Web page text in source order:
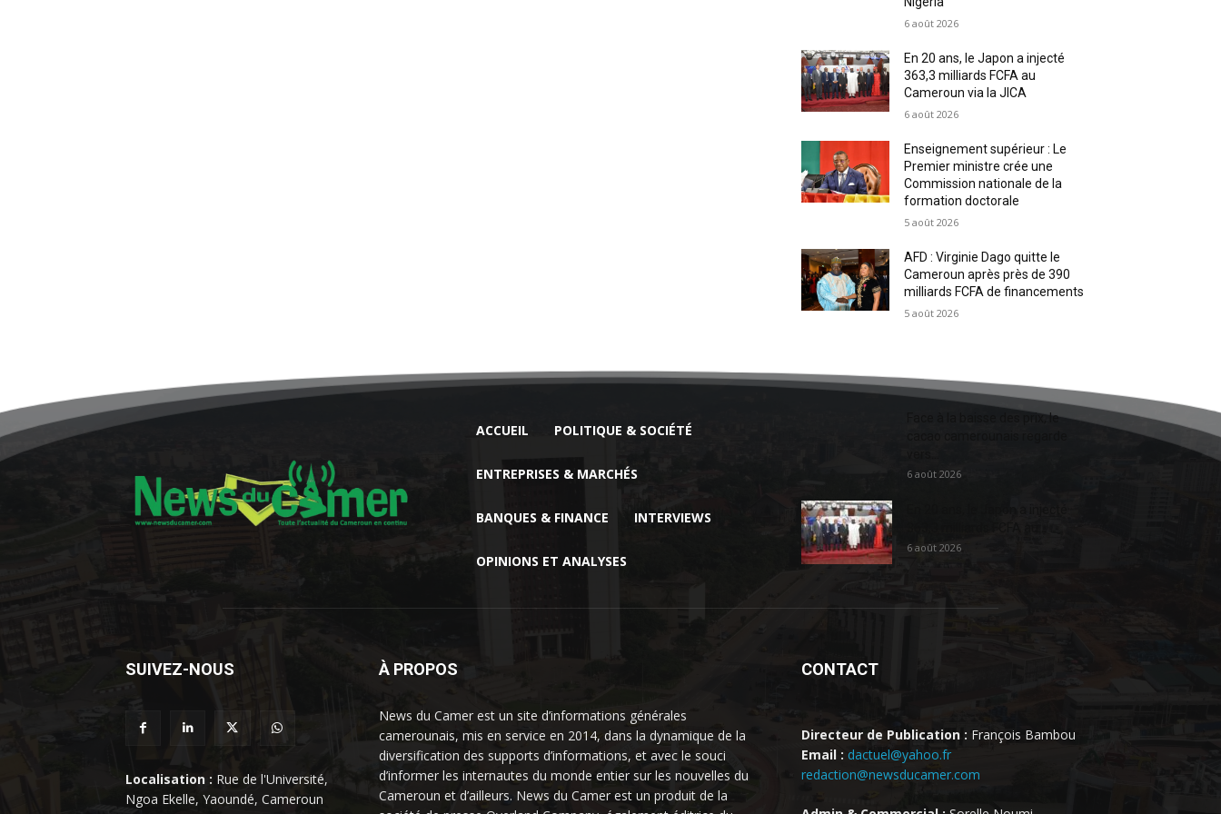
6 août 2026
En 20 ans, le Japon a injecté
363,3 milliards FCFA au
Cameroun via la JICA
6 août 2026
Enseignement supérieur : Le
Premier ministre crée une
Commission nationale de la
formation doctorale
5 août 2026
AFD : Virginie Dago quitte le
Cameroun après près de 390
milliards FCFA de financements
5 août 2026
ACCUEIL POLITIQUE & SOCIÉTÉ
ENTREPRISES & MARCHÉS
BANQUES & FINANCE INTERVIEWS
OPINIONS ET ANALYSES
Face à la baisse des prix, le
6 août 2026
6 août 2026
SUIVEZ-NOUS
Localisation : Rue de l'Université,
Ngoa Ekelle, Yaoundé, Cameroun
À PROPOS
News du Camer est un site d’informations générales
camerounais, mis en service en 2014, dans la dynamique de la
diversification des supports d’informations, et avec le souci
d’informer les internautes du monde entier sur les nouvelles du
Cameroun et d’ailleurs. News du Camer est un produit de la
CONTACT
Directeur de Publication : François Bambou
Email : dactuel@yahoo.fr
redaction@newsducamer.com